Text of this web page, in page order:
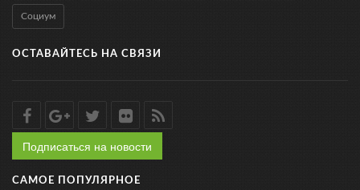
Социум
ОСТАВАЙТЕСЬ НА СВЯЗИ
Подписаться на новости
САМОЕ ПОПУЛЯРНОЕ